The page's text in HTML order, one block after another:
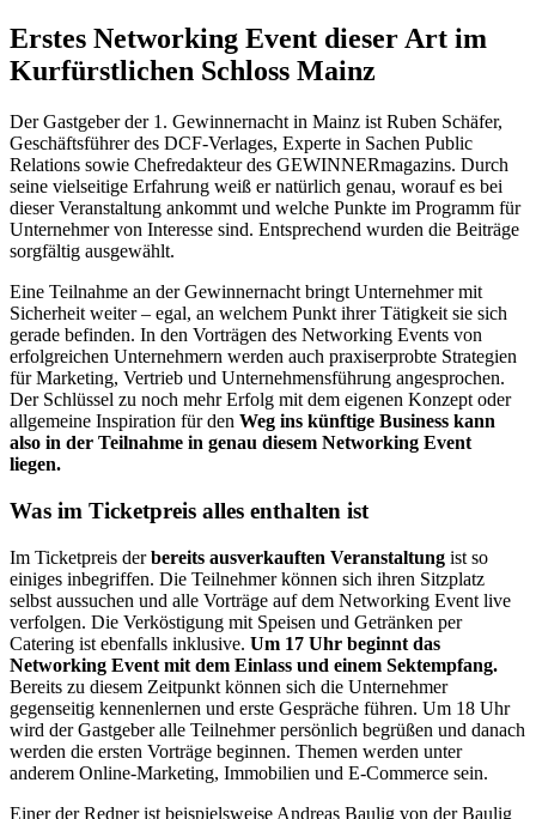
Erstes Networking Event dieser Art im
Kurfürstlichen Schloss Mainz
Der Gastgeber der 1. Gewinnernacht in Mainz ist Ruben Schäfer,
Geschäftsführer des DCF-Verlages, Experte in Sachen Public
Relations sowie Chefredakteur des GEWINNERmagazins. Durch
seine vielseitige Erfahrung weiß er natürlich genau, worauf es bei
dieser Veranstaltung ankommt und welche Punkte im Programm für
Unternehmer von Interesse sind. Entsprechend wurden die Beiträge
sorgfältig ausgewählt.
Eine Teilnahme an der Gewinnernacht bringt Unternehmer mit
Sicherheit weiter – egal, an welchem Punkt ihrer Tätigkeit sie sich
gerade befinden. In den Vorträgen des Networking Events von
erfolgreichen Unternehmern werden auch praxiserprobte Strategien
für Marketing, Vertrieb und Unternehmensführung angesprochen.
Der Schlüssel zu noch mehr Erfolg mit dem eigenen Konzept oder
allgemeine Inspiration für den Weg ins künftige Business kann
also in der Teilnahme in genau diesem Networking Event
liegen.
Was im Ticketpreis alles enthalten ist
Im Ticketpreis derbereits ausverkauften Veranstaltung ist so
einiges inbegriffen. Die Teilnehmer können sich ihren Sitzplatz
selbst aussuchen und alle Vorträge auf dem Networking Event live
verfolgen. Die Verköstigung mit Speisen und Getränken per
Catering ist ebenfalls inklusive. Um 17 Uhr beginnt das
Networking Event mit dem Einlass und einem Sektempfang.
Bereits zu diesem Zeitpunkt können sich die Unternehmer
gegenseitig kennenlernen und erste Gespräche führen. Um 18 Uhr
wird der Gastgeber alle Teilnehmer persönlich begrüßen und danach
werden die ersten Vorträge beginnen. Themen werden unter
anderem Online-Marketing, Immobilien und E-Commerce sein.
Einer der Redner ist beispielsweise Andreas Baulig von der Baulig